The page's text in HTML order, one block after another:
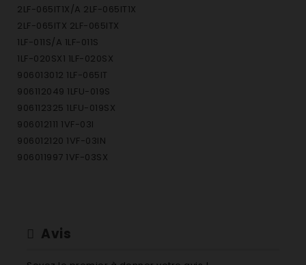
2LF-065IT1X/A 2LF-065IT1X
2LF-065ITX 2LF-065ITX
1LF-011S/A 1LF-011S
1LF-020SX1 1LF-020SX
906013012 1LF-065IT
906112049 1LFU-019S
906112325 1LFU-019SX
906012111 1VF-03I
906012120 1VF-03IN
906011997 1VF-03SX
906012193 1VF-65IT1X
Avis